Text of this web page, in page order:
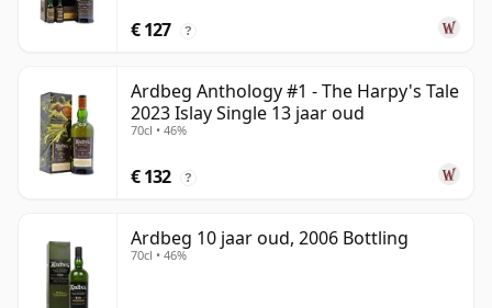
€ 127 ?
Ardbeg Anthology #1 - The Harpy's Tale
2023 Islay Single 13 jaar oud
70cl • 46%
€ 132 ?
Ardbeg 10 jaar oud, 2006 Bottling
70cl • 46%